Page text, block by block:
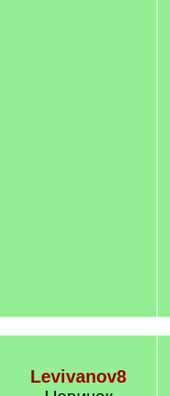
Levivanov8